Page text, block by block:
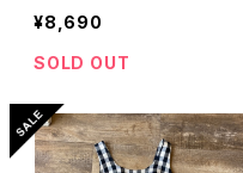
¥8,690
SOLD OUT